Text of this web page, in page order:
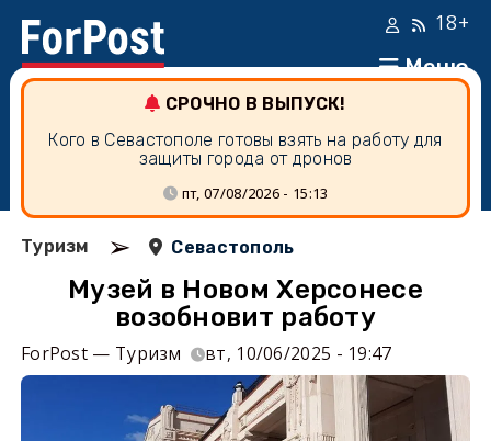
Меню
18+
СРОЧНО В ВЫПУСК!
Кого в Севастополе готовы взять на работу для
защиты города от дронов
пт, 07/08/2026 - 15:13
Туризм ➢ Севастополь
Музей в Новом Херсонесе
возобновит работу
ForPost — Туризм вт, 10/06/2025 - 19:47